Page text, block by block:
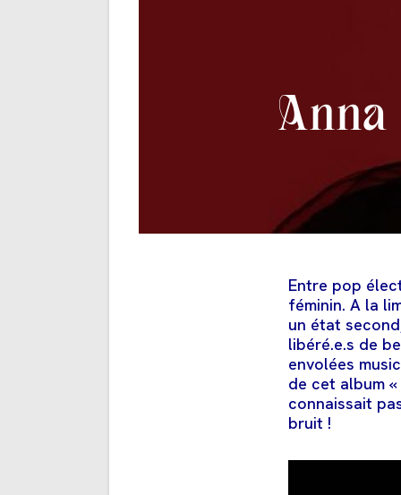
Anna
Entre pop
féminin. A la
un état
libéré.e.s de
envolées
de cet album
connaissait
bruit !